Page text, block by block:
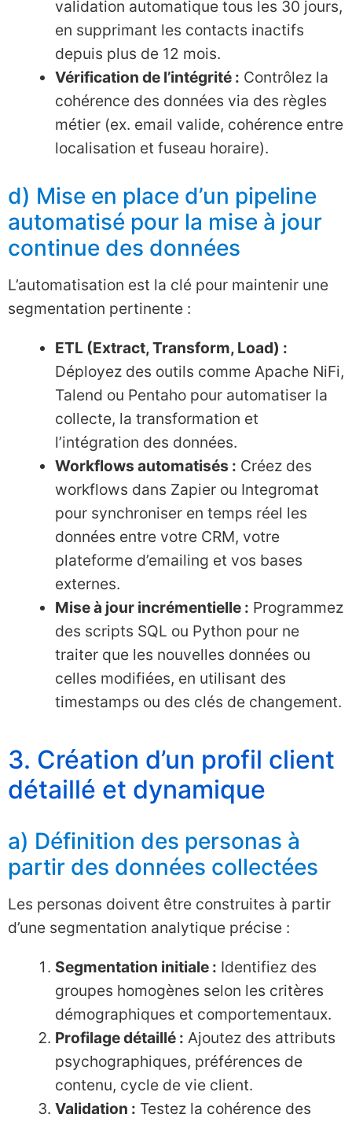
validation automatique tous les 30 jours,
en supprimant les contacts inactifs
depuis plus de 12 mois.
Vérification de l’intégrité : Contrôlez la
cohérence des données via des règles
métier (ex. email valide, cohérence entre
localisation et fuseau horaire).
d) Mise en place d’un pipeline
automatisé pour la mise à jour
continue des données
L’automatisation est la clé pour maintenir une
segmentation pertinente :
ETL (Extract, Transform, Load) :
Déployez des outils comme Apache NiFi,
Talend ou Pentaho pour automatiser la
collecte, la transformation et
l’intégration des données.
Workflows automatisés : Créez des
workflows dans Zapier ou Integromat
pour synchroniser en temps réel les
données entre votre CRM, votre
plateforme d’emailing et vos bases
externes.
Mise à jour incrémentielle : Programmez
des scripts SQL ou Python pour ne
traiter que les nouvelles données ou
celles modifiées, en utilisant des
timestamps ou des clés de changement.
3. Création d’un profil client
détaillé et dynamique
a) Définition des personas à
partir des données collectées
Les personas doivent être construites à partir
d’une segmentation analytique précise :
Segmentation initiale : Identifiez des
groupes homogènes selon les critères
démographiques et comportementaux.
Profilage détaillé : Ajoutez des attributs
psychographiques, préférences de
contenu, cycle de vie client.
Validation : Testez la cohérence des